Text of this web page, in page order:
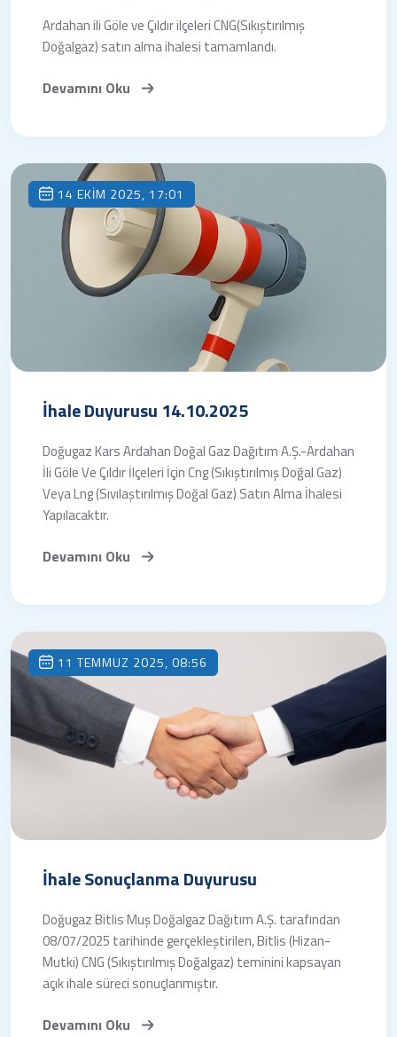
Ardahan ili Göle ve Çıldır ilçeleri CNG(Sıkıştırılmış
Doğalgaz) satın alma ihalesi tamamlandı.
Devamını Oku
14 EKIM 2025, 17:01
İhale Duyurusu 14.10.2025
Doğugaz Kars Ardahan Doğal Gaz Dağıtım A.Ş.-Ardahan
İli Göle Ve Çıldır İlçeleri İçin Cng (Sıkıştırılmış Doğal Gaz)
Veya Lng (Sıvılaştırılmış Doğal Gaz) Satın Alma İhalesi
Yapılacaktır.
Devamını Oku
11 TEMMUZ 2025, 08:56
İhale Sonuçlanma Duyurusu
Doğugaz Bitlis Muş Doğalgaz Dağıtım A.Ş. tarafından
08/07/2025 tarihinde gerçekleştirilen, Bitlis (Hizan-
Mutki) CNG (Sıkıştırılmış Doğalgaz) teminini kapsayan
açık ihale süreci sonuçlanmıştır.
Devamını Oku